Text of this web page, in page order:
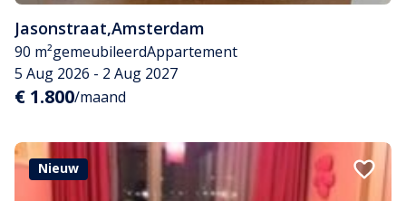
Jasonstraat,Amsterdam
90 m²gemeubileerdAppartement
5 Aug 2026 - 2 Aug 2027
€ 1.800/maand
Nieuw